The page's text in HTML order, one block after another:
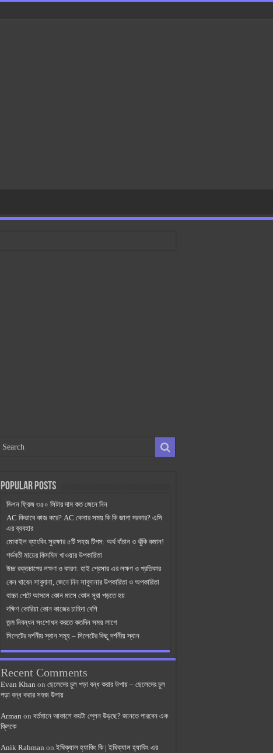
Popular Posts
ভিশন ফ্রিজ ৩৫০ লিটার দাম কত জেনে নিন
AC কিভাবে কাজ করে? AC কেনার সময় কি কি জানা দরকার? এসি
এর ব্যবহার
মোবাইল ব্যাংকিং সুরক্ষার ৫টি সহজ টিপস: অর্থ বাঁচান ও ঝুঁকি কমান!
গর্ভবতী মায়ের কিসমিস খাওয়ার উপকারিতা
উচ্চ রক্তচাপের লক্ষণ ও কারণ: হাই প্রেসার এর লক্ষণ ও প্রতিকার
কেন খাবেন সাবুদানা, জেনে নিন সাবুদানার উপকারিতা ও অপকারিতা
বাচ্চা পেটে আসলে কোন মাসে কোন সূরা পড়তে হয়
দক্ষিণ কোরিয়া কোন কাজের চাহিদা বেশি
জন্ম নিবন্ধন সংশোধন করতে কতদিন সময় লাগে
সিলেটের দর্শনীয় স্থান সমূহ – সিলেটের কিছু দর্শনীয় স্থান
Recent Comments
Evan Khan on ছেলেদের চুল পড়া বন্ধ করার উপায় – ছেলেদের চুল
পড়া বন্ধ করার সহজ উপায়
Arman on বর্তমানে আকাশে কয়টা প্লেন উড়ছে? জানতে পারবেন এক
ক্লিকে
Anik Rahman on ইথিক্যাল হ্যাকিং কি | ইথিক্যাল হ্যাকিং এর